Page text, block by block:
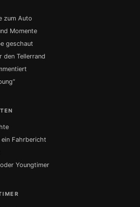
zum Auto
Momente
geschaut
den Tellerrand
Fahrbericht
Youngtimer